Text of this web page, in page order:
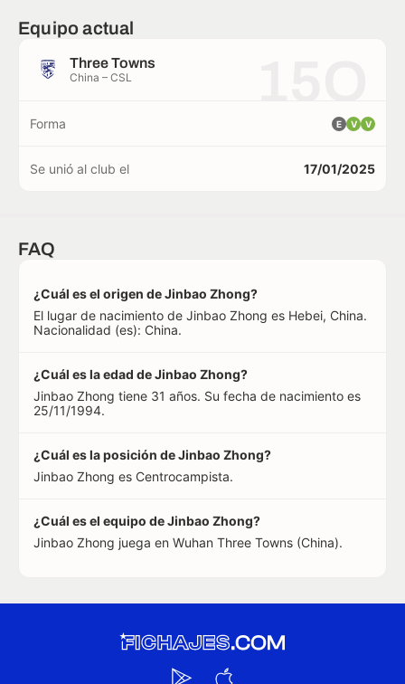
Equipo actual
Three Towns
China – CSL
Forma E V V
Se unió al club el 17/01/2025
FAQ
¿Cuál es el origen de Jinbao Zhong?
El lugar de nacimiento de Jinbao Zhong es Hebei, China.
Nacionalidad (es): China.
¿Cuál es la edad de Jinbao Zhong?
Jinbao Zhong tiene 31 años. Su fecha de nacimiento es
25/11/1994.
¿Cuál es la posición de Jinbao Zhong?
Jinbao Zhong es Centrocampista.
¿Cuál es el equipo de Jinbao Zhong?
Jinbao Zhong juega en Wuhan Three Towns (China).